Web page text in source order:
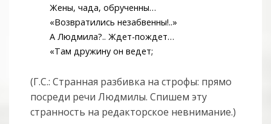
Жены, чада, обрученны…
«Возвратились незабвенны!..»
А Людмила?.. Ждет-пождет…
«Там дружину он ведет;
(Г.С.: Странная разбивка на строфы: прямо
посреди речи Людмилы. Спишем эту
странность на редакторское невнимание.)